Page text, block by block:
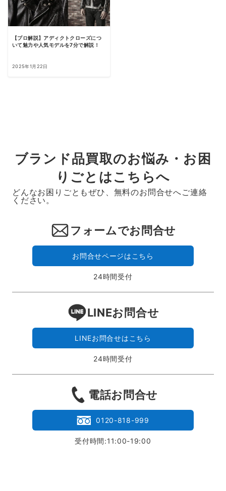
【プロ解説】アディクトクローズにつ
いて魅力や人気モデルを7分で解説！
2025年1月22日
ブランド品買取のお悩み・お困
りごとはこちらへ
どんなお困りごともぜひ、無料のお問合せへご連絡
ください。
フォームでお問合せ
お問合せページはこちら
24時間受付
LINEお問合せ
LINEお問合せはこちら
24時間受付
電話お問合せ
0120-818-999
受付時間:11:00-19:00